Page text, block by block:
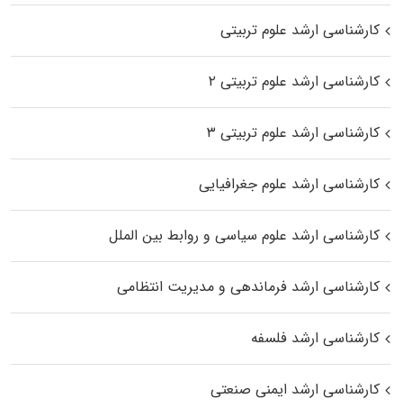
کارشناسی ارشد علوم تربیتی
کارشناسی ارشد علوم تربیتی ۲
کارشناسی ارشد علوم تربیتی ۳
کارشناسی ارشد علوم جغرافیایی
کارشناسی ارشد علوم سیاسی و روابط بین الملل
کارشناسی ارشد فرماندهی و مدیریت انتظامی
کارشناسی ارشد فلسفه
کارشناسی ارشد ایمنی صنعتی